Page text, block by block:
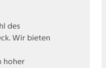
des
Wir bieten
hoher